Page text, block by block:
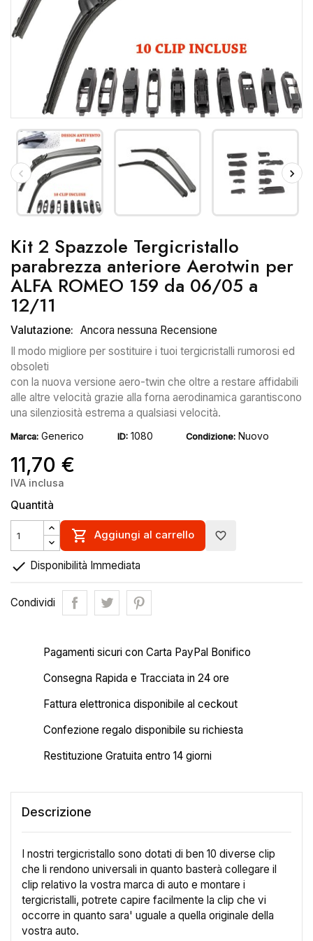
Kit 2 Spazzole Tergicristallo
parabrezza anteriore Aerotwin per
ALFA ROMEO 159 da 06/05 a
12/11
Valutazione: Ancora nessuna Recensione
Il modo migliore per sostituire i tuoi tergicristalli rumorosi ed
obsoleti
con la nuova versione aero-twin che oltre a restare affidabili
alle altre velocità grazie alla forna aerodinamica garantiscono
una silenziosità estrema a qualsiasi velocità.
Marca: Generico ID: 1080 Condizione: Nuovo
11,70 €
IVA inclusa
Quantità
 Aggiungi al carrello favorite_border
 Disponibilità Immediata
Condividi
Pagamenti sicuri con Carta PayPal Bonifico
Consegna Rapida e Tracciata in 24 ore
Fattura elettronica disponibile al ceckout
Confezione regalo disponibile su richiesta
Restituzione Gratuita entro 14 giorni
Descrizione
I nostri tergicristallo sono dotati di ben 10 diverse clip
che li rendono universali in quanto basterà collegare il
clip relativo la vostra marca di auto e montare i
tergicristalli, potrete capire facilmente la clip che vi
occorre in quanto sara' uguale a quella originale della
vostra auto.